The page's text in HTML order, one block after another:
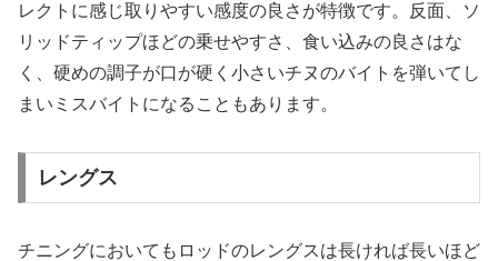
レクトに感じ取りやすい感度の良さが特徴です。反面、ソ
リッドティップほどの乗せやすさ、食い込みの良さはな
く、硬めの調子が口が硬く小さいチヌのバイトを弾いてし
まいミスバイトになることもあります。
レングス
チニングにおいてもロッドのレングスは長ければ長いほど